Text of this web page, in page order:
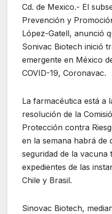
Cd. de Mexico.- El
Prevención y
López-Gatell, anunció
Sonivac Biotech inició
emergente en México
COVID-19, Coronavac.
La farmacéutica está a
resolución de la
Protección contra
en la semana habrá de
seguridad de la vacuna
expedientes de las
Chile y Brasil.
Sinovac Biotech,